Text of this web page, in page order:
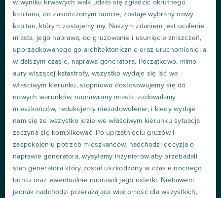
w wyniku krwawych walk udało się zgładzić okrutnego
kapitana, do zakończonym buncie, zostaje wybrany nowy
kapitan, którym zostajemy my. Naszym zdaniem jest ocalenie
miasta, jego naprawa, od gruzowanie i usunięcie zniszczeń,
uporządkowanego go architektonicznie oraz uruchomienie, a
w dalszym czasie, naprawa generatora. Początkowo, mimo
aury wiszącej katastrofy, wszystko wydaje się iść we
właściwym kierunku, stopniowo dostosowujemy się do
nowych warunków, naprawiamy miasta, zadowalamy
mieszkańców, redukujemy niezadowolenie, i kiedy wydaje
nam się że wszystko idzie we właściwym kierunku sytuacja
zaczyna się komplikować. Po uprzątnięciu gruzów i
zaspokojeniu potrzeb mieszkańców, nadchodzi decyzja o
naprawie generatora, wysyłamy inżynierów aby przebadali
stan generatora który został uszkodzony w czasie nocnego
buntu oraz ewentualnie naprawili jego usterki. Niebawem
jednak nadchodzi przerażająca wiadomość dla wszystkich,